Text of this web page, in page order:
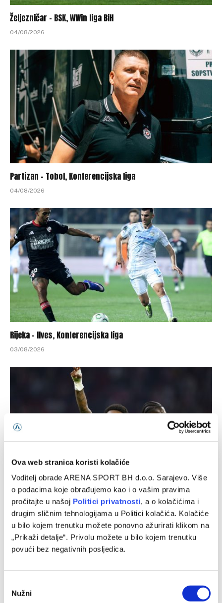
Ova web stranica koristi kolačiće
Voditelj obrade ARENA SPORT BH d.o.o. Sarajevo. Više
o podacima koje obrađujemo kao i o vašim pravima
pročitajte u našoj Politici privatnosti, a o kolačićima i
drugim sličnim tehnologijama u Politici kolačića. Kolačiće
u bilo kojem trenutku možete ponovno ažurirati klikom na
„Prikaži detalje“. Privolu možete u bilo kojem trenutku
povući bez negativnih posljedica.
Selection
Nužni
Željezničar – BSK, WWin liga BiH
04/08/2026
Partizan – Tobol, Konferencijska liga
04/08/2026
Rijeka – Ilves, Konferencijska liga
03/08/2026
Ajax – Shelbourne, Konferencijska liga
03/08/2026